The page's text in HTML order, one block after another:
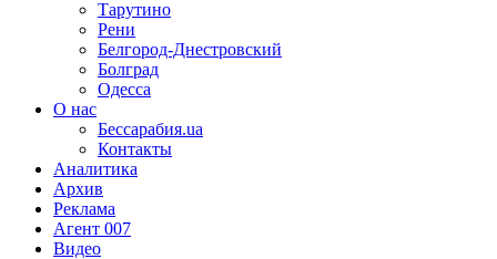
Тарутино
Рени
Белгород-Днестровский
Болград
Одесса
О нас
Бессарабия.ua
Контакты
Аналитика
Архив
Реклама
Агент 007
Видео